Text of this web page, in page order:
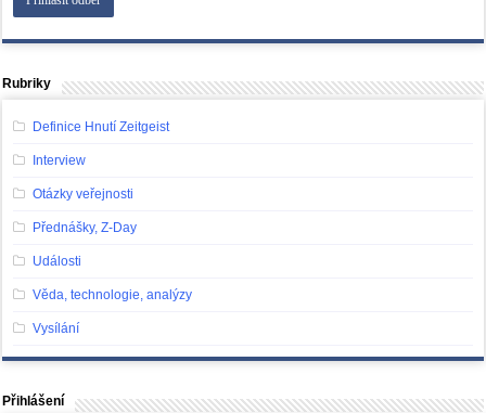
Rubriky
Definice Hnutí Zeitgeist
Interview
Otázky veřejnosti
Přednášky, Z-Day
Události
Věda, technologie, analýzy
Vysílání
Přihlášení